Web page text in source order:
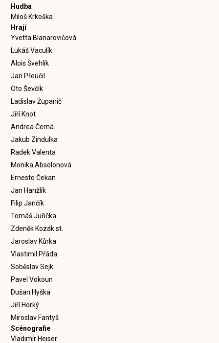
Hudba
Miloš Krkoška
Hrají
Yvetta Blanarovičová
Lukáš Vaculík
Alois Švehlík
Jan Přeučil
Oto Ševčík
Ladislav Županič
Jiří Knot
Andrea Černá
Jakub Zindulka
Radek Valenta
Monika Absolonová
Ernesto Čekan
Jan Hanžlík
Filip Jančík
Tomáš Juřička
Zdeněk Kozák st.
Jaroslav Kůrka
Vlastimil Přáda
Soběslav Sejk
Pavel Vokoun
Dušan Hyška
Jiří Horký
Miroslav Fantyš
Scénografie
Vladimír Heiser